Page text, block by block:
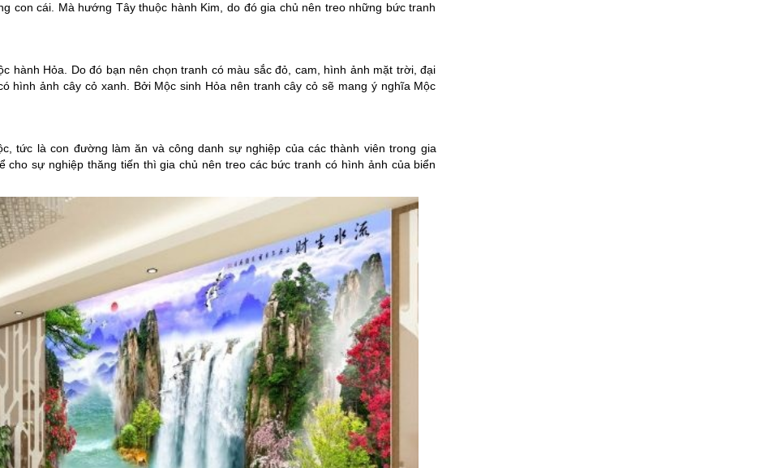
con cái. Mà hướng Tây thuộc hành Kim, do đó gia chủ nên treo những bức tranh
hành Hỏa. Do đó bạn nên chọn tranh có màu sắc đỏ, cam, hình ảnh mặt trời, đại
hình ảnh cây cỏ xanh. Bởi Mộc sinh Hỏa nên tranh cây cỏ sẽ mang ý nghĩa Mộc
tức là con đường làm ăn và công danh sự nghiệp của các thành viên trong gia
cho sự nghiệp thăng tiến thì gia chủ nên treo các bức tranh có hình ảnh của biển